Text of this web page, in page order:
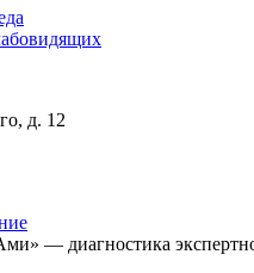
д. 12
— диагностика